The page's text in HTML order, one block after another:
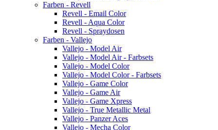
Farben - Revell
Revell - Email Color
Revell - Aqua Color
Revell - Spraydosen
Farben - Vallejo
Vallejo - Model Air
Vallejo - Model Air - Farbsets
Vallejo - Model Color
Vallejo - Model Color - Farbsets
Vallejo - Game Color
Vallejo - Game Air
Vallejo - Game Xpress
Vallejo - True Metallic Metal
Vallejo - Panzer Aces
Vallejo - Mecha Color